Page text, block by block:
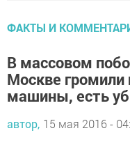
ФАКТЫ И
В массовом
Москве громили
машины, есть
автор, 15 мая 2016 -